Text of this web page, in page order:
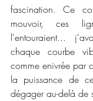
fascination. Ce
mouvoir, ces
l'entouraient...
chaque courbe
comme enivrée par
la puissance de
dégager au-delà de